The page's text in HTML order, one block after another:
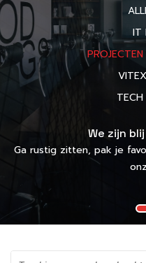
IT
We zijn
Ga rustig zitten, pak je